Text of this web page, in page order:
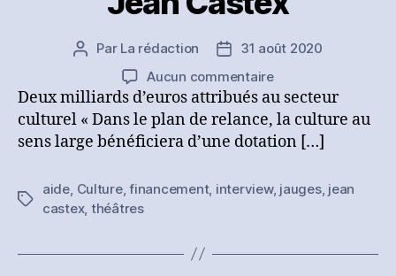
Auteur
l’article
Par La rédaction
Date
l’article
31 août 2020
Aucun commentairesur
[Vidéo]
Plan
de
relance,
au
ce
Deux milliards d’euros attribués au secteur
culturel « Dans le plan de relance, la culture au
sens large bénéficiera d’une dotation […]
Étiquettes
aide Culture,financement, interview, jauges, jean
castex, théâtres